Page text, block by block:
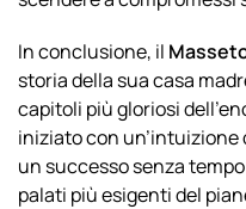
In conclusione, il
storia della sua casa
capitoli più gloriosi
iniziato con
un successo senza
palati più esigenti del